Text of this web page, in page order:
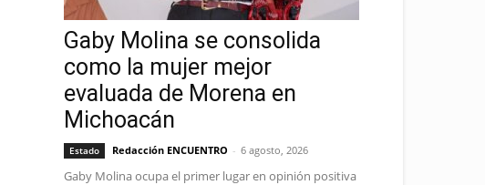
Gaby Molina se consolida
como la mujer mejor
evaluada de Morena en
Michoacán
Estado Redacción ENCUENTRO - 6 agosto, 2026
Gaby Molina ocupa el primer lugar en opinión positiva